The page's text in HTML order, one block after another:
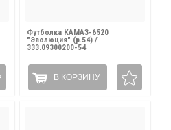
Футболка КАМАЗ-6520
"Эволюция" (р.54) /
333.09300200-54
В КОРЗИНУ